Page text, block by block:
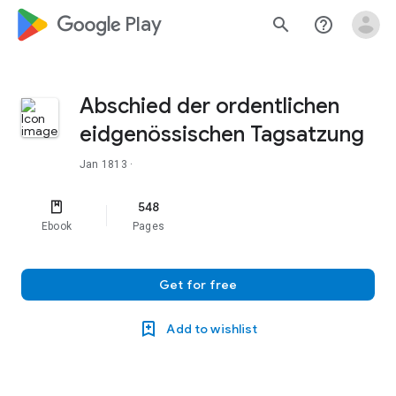
google_logo Play search help_outline
Abschied der ordentlichen
eidgenössischen Tagsatzung
Jan 1813 ·
Ebook
548
Pages
Get for free
Add to wishlist